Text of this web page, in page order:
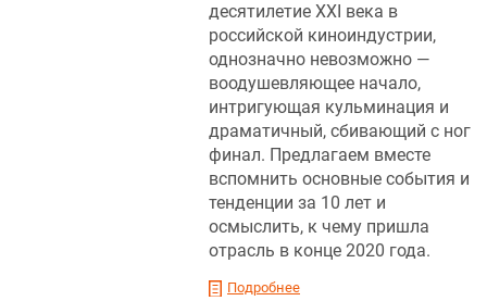
десятилетие XXI века в
российской киноиндустрии,
однозначно невозможно —
воодушевляющее начало,
интригующая кульминация и
драматичный, сбивающий с ног
финал. Предлагаем вместе
вспомнить основные события и
тенденции за 10 лет и
осмыслить, к чему пришла
отрасль в конце 2020 года.
Подробнее